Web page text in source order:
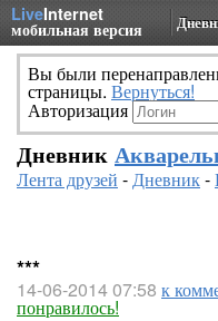
LiveInternet
мобильная версия
Вы были
страницы. Вернуться!
Авторизация
Дневник
Лента друзей -Дневник-
***
14-06-2014 07:58 к
понравилось!